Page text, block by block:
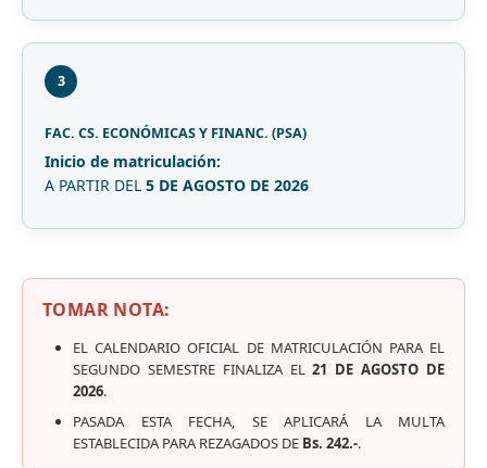
3
FAC. CS. ECONÓMICAS Y FINANC. (PSA)
Inicio de matriculación:
A PARTIR DEL 5 DE AGOSTO DE 2026
TOMAR NOTA:
EL CALENDARIO OFICIAL DE MATRICULACIÓN PARA EL
SEGUNDO SEMESTRE FINALIZA EL21 DE AGOSTO DE
2026.
PASADA ESTA FECHA, SE APLICARÁ LA MULTA
ESTABLECIDA PARA REZAGADOS DE Bs. 242.-.